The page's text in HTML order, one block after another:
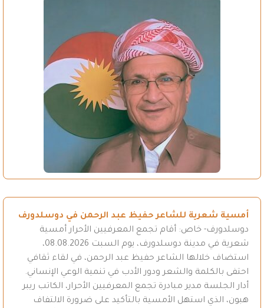
أمسية شعرية للشاعر حفيظ عبد الرحمن في دوسلدورف
دوسلدورف- خاص: أقام تجمع المعرفيين الأحرار أمسية
شعرية في مدينة دوسلدورف، يوم السبت 08.08.2026،
استضاف خلالها الشاعر حفيظ عبد الرحمن، في لقاء ثقافي
احتفى بالكلمة والشعر ودور الأدب في تنمية الوعي الإنساني.
أدار الجلسة مدير مبادرة تجمع المعرفيين الأحرار، الكاتب ريبر
هبون، الذي استهل الأمسية بالتأكيد على ضرورة الالتفاف